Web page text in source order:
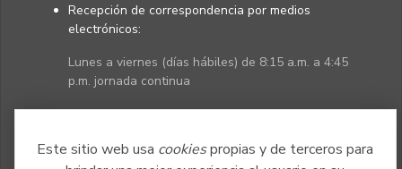
Este sitio web usa cookiespropias y de terceros para
Recepción de correspondencia por medios
electrónicos:
Lunes a viernes (días hábiles) de 8:15 a.m. a 4:45
p.m. jornada continua